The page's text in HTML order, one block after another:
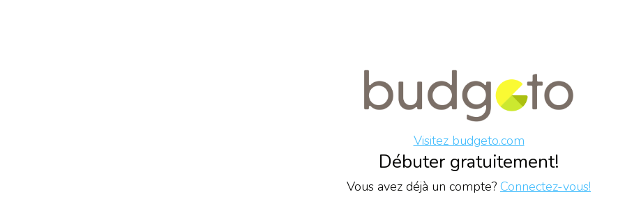
Visitez budgeto.com
Débuter gratuitement!
Vous avez déjà un compte? Connectez-vous!